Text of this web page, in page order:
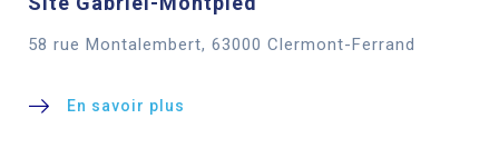
58 rue Montalembert, 63000 Clermont-Ferrand
En savoir plus